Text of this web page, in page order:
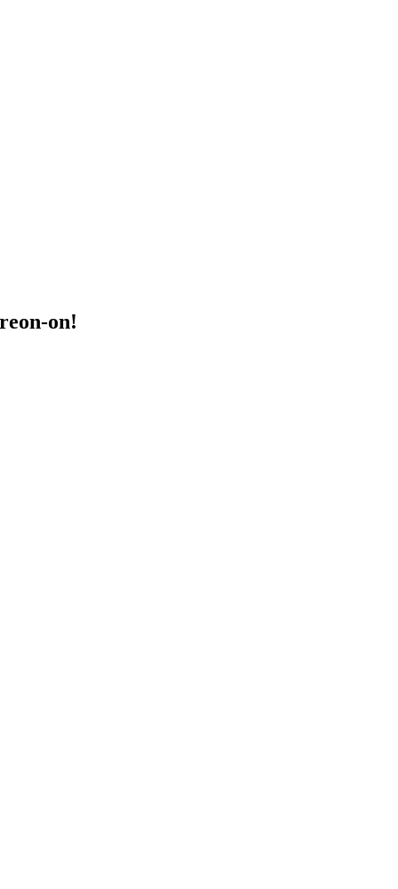
on!